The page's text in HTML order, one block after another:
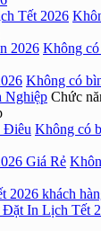
Tết 2026
2026 Không
Không có
Nghiệp Chức
Điêu Không có
Giá Rẻ
2026 khách
Đặt In Lịch Tết